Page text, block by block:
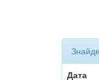
Дата